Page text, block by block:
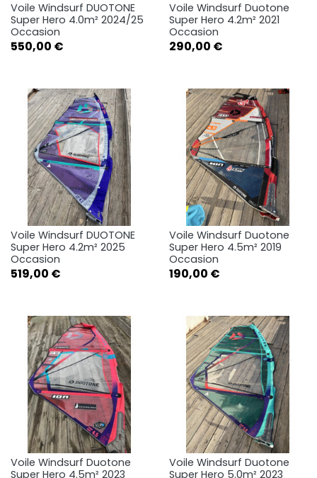
Voile Windsurf DUOTONE
Super Hero 4.0m² 2024/25
Occasion
Prix
550,00 €
Voile Windsurf Duotone
Super Hero 4.2m² 2021
Occasion
Prix
290,00 €
Voile Windsurf DUOTONE
Super Hero 4.2m² 2025
Occasion
Prix
519,00 €
Voile Windsurf Duotone
Super Hero 4.5m² 2019
Occasion
Prix
190,00 €
Voile Windsurf Duotone
Super Hero 4.5m² 2023
Voile Windsurf Duotone
Super Hero 5.0m² 2023